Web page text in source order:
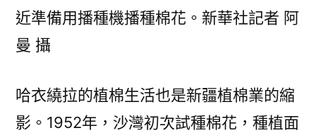
近準備用播種機播種棉花。新華社記者 阿
曼 攝
哈衣繞拉的植棉生活也是新疆植棉業的縮
影。1952年，沙灣初次試種棉花，種植面